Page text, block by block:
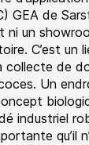
GEA de
ni un
C’est un
collecte de
Un
industriel
qu’il